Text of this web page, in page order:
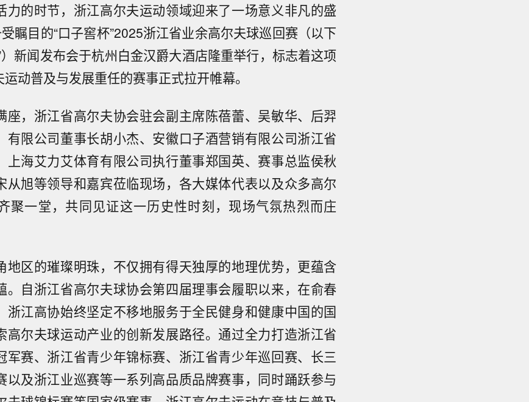
力的时节，浙江高尔夫运动领域迎来了一场意义非凡的盛
瞩目的“口子窖杯”2025浙江省业余高尔夫球巡回赛（以下
）新闻发布会于杭州白金汉爵大酒店隆重举行，标志着这项
动普及与发展重任的赛事正式拉开帷幕。
座，浙江省高尔夫协会驻会副主席陈蓓蕾、吴敏华、后羿
有限公司董事长胡小杰、安徽口子酒营销有限公司浙江省
上海艾力艾体育有限公司执行董事郑国英、赛事总监侯秋
从旭等领导和嘉宾莅临现场，各大媒体代表以及众多高尔
聚一堂，共同见证这一历史性时刻，现场气氛热烈而庄
地区的璀璨明珠，不仅拥有得天独厚的地理优势，更蕴含
。自浙江省高尔夫球协会第四届理事会履职以来，在俞春
浙江高协始终坚定不移地服务于全民健身和健康中国的国
高尔夫球运动产业的创新发展路径。通过全力打造浙江省
军赛、浙江省青少年锦标赛、浙江省青少年巡回赛、长三
以及浙江业巡赛等一系列高品质品牌赛事，同时踊跃参与